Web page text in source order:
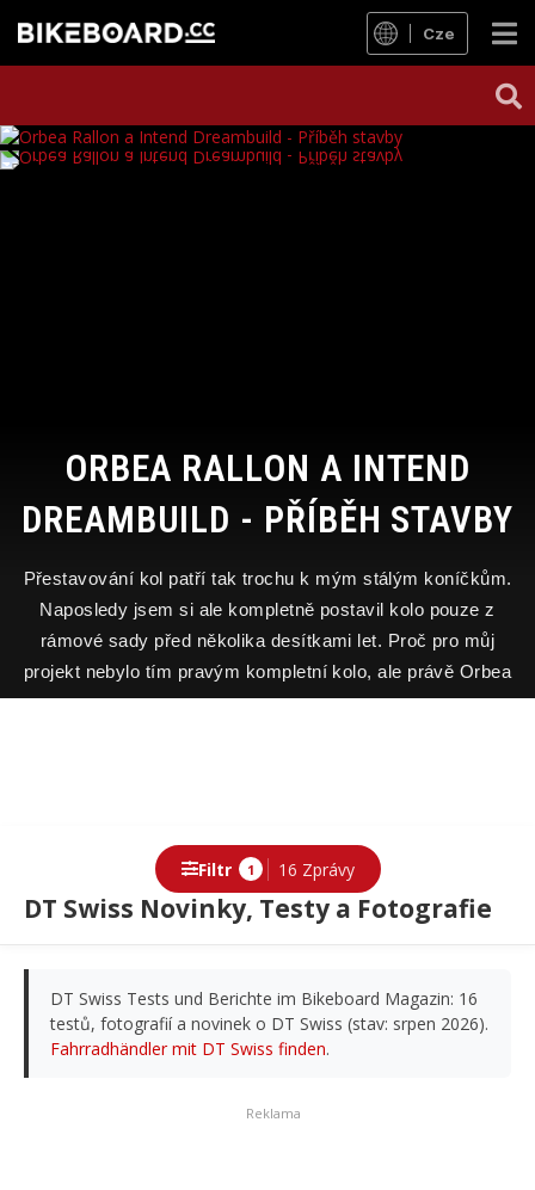
Cze
ORBEA RALLON A INTEND
DREAMBUILD - PŘÍBĚH STAVBY
Přestavování kol patří tak trochu k mým stálým koníčkům.
Naposledy jsem si ale kompletně postavil kolo pouze z
rámové sady před několika desítkami let. Proč pro můj
projekt nebylo tím pravým kompletní kolo, ale právě Orbea
Rallon 2026, vám prozradím zde.
DT Swiss Novinky, Testy a Fotografie
Filtr 1 16 Zprávy
DT Swiss Tests und Berichte im Bikeboard Magazin: 16
testů, fotografií a novinek o DT Swiss (stav: srpen 2026).
Fahrradhändler mit DT Swiss finden.
Reklama